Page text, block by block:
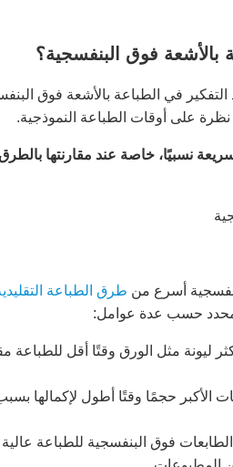
فوق البنفسجية؟
التفكير في الطباعة بالأشعة فوق
نظرة على أوقات الطباعة النموذجية.
نسبيًا، خاصة عند مقارنتها
أسرع من طرق الطباعة
حسب عدة عوامل:
ليونة مثل الورق وقتًا أقل للطباعة
الأكبر حجمًا وقتًا أطول لإكمالها
فوق البنفسجية للطباعة عالية